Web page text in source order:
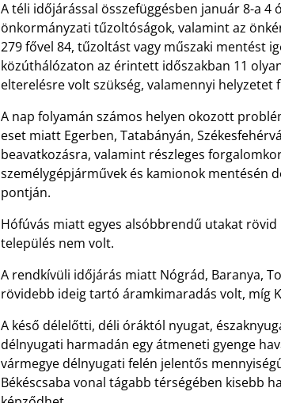
A téli időjárással összefüggésben január 8-a 4
önkormányzati tűzoltóságok, valamint az
279 fővel 84, tűzoltást vagy műszaki mentést
közúthálózaton az érintett időszakban 11
elterelésre volt szükség, valamennyi helyzetet
A nap folyamán számos helyen okozott
eset miatt Egerben, Tatabányán,
beavatkozásra, valamint részleges
személygépjárművek és kamionok mentésén
pontján.
Hófúvás miatt egyes alsóbbrendű utakat
település nem volt.
A rendkívüli időjárás miatt Nógrád, Baranya,
rövidebb ideig tartó áramkimaradás volt, míg
A késő délelőtti, déli óráktól nyugat,
délnyugati harmadán egy átmeneti gyenge
vármegye délnyugati felén jelentős
Békéscsaba vonal tágabb térségében kisebb